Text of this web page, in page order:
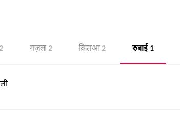
2 ग़ज़ल 2 क़ितआ 2 रुबाई 1